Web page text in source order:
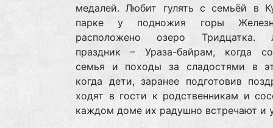
медалей. Любит гулять с семьёй в
парке у подножия горы
расположено озеро Тридцатка.
праздник – Ураза-байрам, когда
семья и походы за сладостями в
когда дети, заранее подготовив
ходят в гости к родственникам и
каждом доме их радушно встречают и